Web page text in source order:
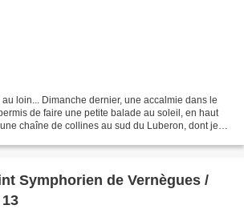
loin... Dimanche dernier, une accalmie dans le
de faire une petite balade au soleil, en haut
chaîne de collines au sud du Luberon, dont je
Symphorien de Vernègues /